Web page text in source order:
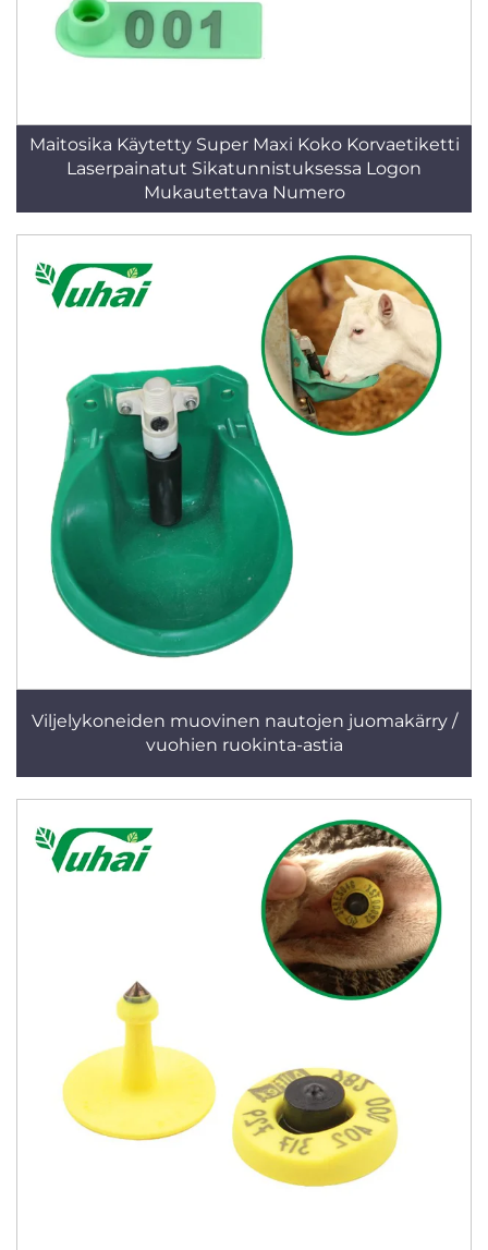
Maitosika Käytetty Super Maxi Koko Korvaetiketti
Laserpainatut Sikatunnistuksessa Logon
Mukautettava Numero
Viljelykoneiden muovinen nautojen juomakärry /
vuohien ruokinta-astia